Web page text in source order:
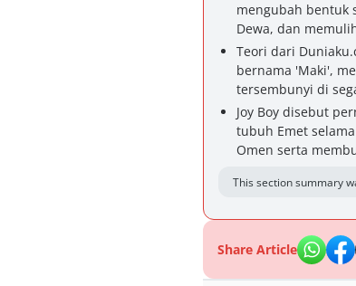
mengubah bentuk
Dewa, dan
Teori dari
bernama 'Maki',
tersembunyi di
Joy Boy disebut
tubuh Emet
Omen serta
This section summary
Share Article